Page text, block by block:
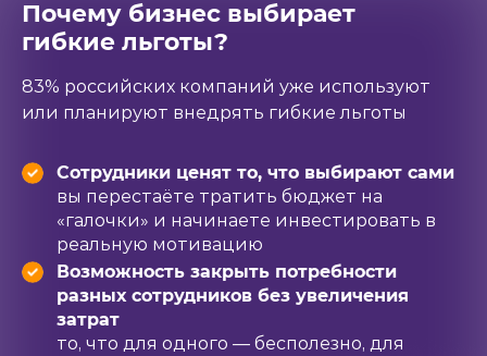
Почему бизнес выбирает
гибкие льготы?
83% российских компаний уже используют
или планируют внедрять гибкие льготы
Сотрудники ценят то, что выбирают сами
вы перестаёте тратить бюджет на
«галочки» и начинаете инвестировать в
реальную мотивацию
Возможность закрыть потребности
разных сотрудников без увеличения
затрат
то, что для одного — бесполезно, для